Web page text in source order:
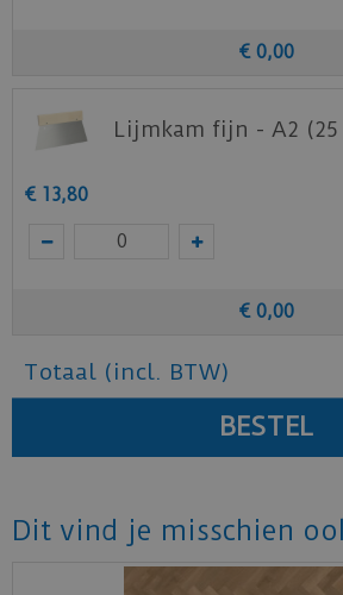
€ 0,00
Lijmkam fijn - A2 (25
€ 13,80
€ 0,00
Totaal (incl. BTW)
Dit vind je misschien